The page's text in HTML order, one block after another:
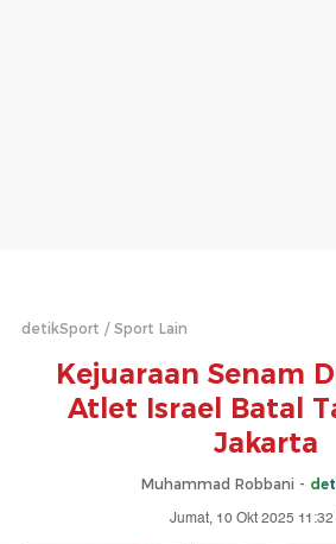
detikSport Sport Lain
Kejuaraan Senam
Atlet Israel Batal
Jakarta
Muhammad Robbani -
Jumat, 10 Okt 2025